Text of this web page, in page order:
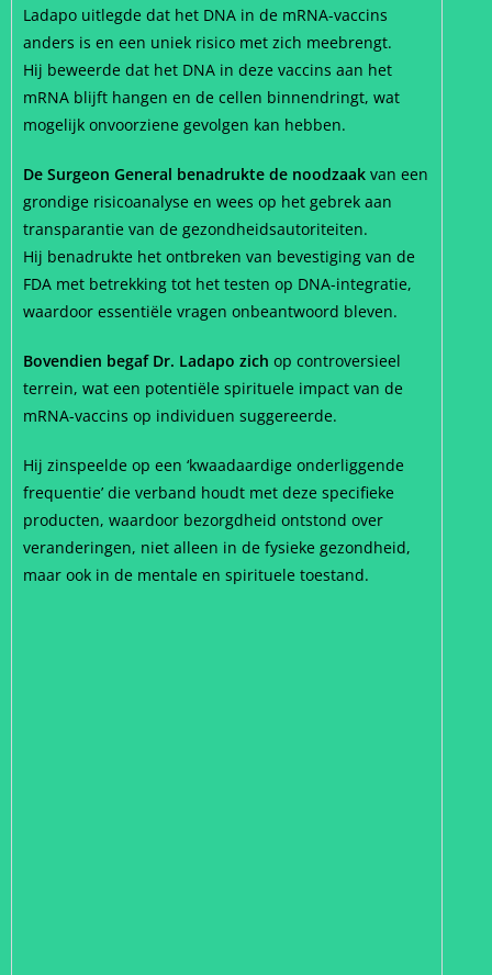
Ladapo uitlegde dat het DNA in de mRNA-vaccins
anders is en een uniek risico met zich meebrengt.
Hij beweerde dat het DNA in deze vaccins aan het
mRNA blijft hangen en de cellen binnendringt, wat
mogelijk onvoorziene gevolgen kan hebben.
De Surgeon General benadrukte de noodzaak van een
grondige risicoanalyse en wees op het gebrek aan
transparantie van de gezondheidsautoriteiten.
Hij benadrukte het ontbreken van bevestiging van de
FDA met betrekking tot het testen op DNA-integratie,
waardoor essentiële vragen onbeantwoord bleven.
Bovendien begaf Dr. Ladapo zich op controversieel
terrein, wat een potentiële spirituele impact van de
mRNA-vaccins op individuen suggereerde.
Hij zinspeelde op een ‘kwaadaardige onderliggende
frequentie’ die verband houdt met deze specifieke
producten, waardoor bezorgdheid ontstond over
veranderingen, niet alleen in de fysieke gezondheid,
maar ook in de mentale en spirituele toestand.